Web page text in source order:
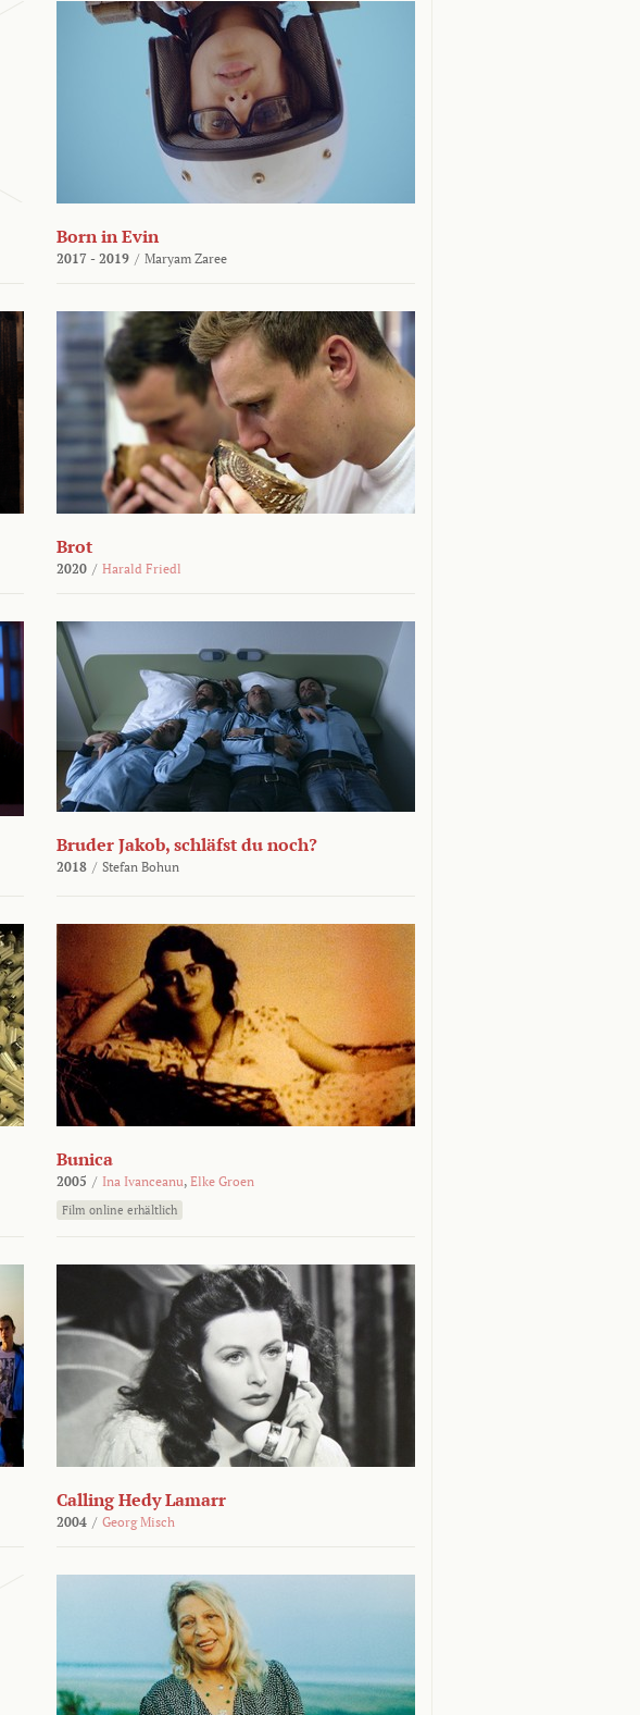
Born in Evin
2017 - 2019 / Maryam Zaree
Brot
2020 / Harald Friedl
Bruder Jakob, schläfst du noch?
2018 / Stefan Bohun
Bunica
2005 / Ina Ivanceanu, Elke Groen
Film online erhältlich
Calling Hedy Lamarr
2004 / Georg Misch